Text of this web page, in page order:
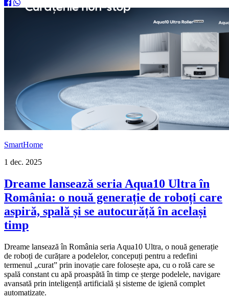
SmartHome
1 dec. 2025
Dreame lansează seria Aqua10 Ultra în
România: o nouă generație de roboți care
aspiră, spală și se autocurăță în același
timp
Dreame lansează în România seria Aqua10 Ultra, o nouă generație
de roboți de curățare a podelelor, concepuți pentru a redefini
termenul „curat” prin inovație care folosește apa, cu o rolă care se
spală constant cu apă proaspătă în timp ce șterge podelele, navigare
avansată prin inteligență artificială și sisteme de igienă complet
automatizate.